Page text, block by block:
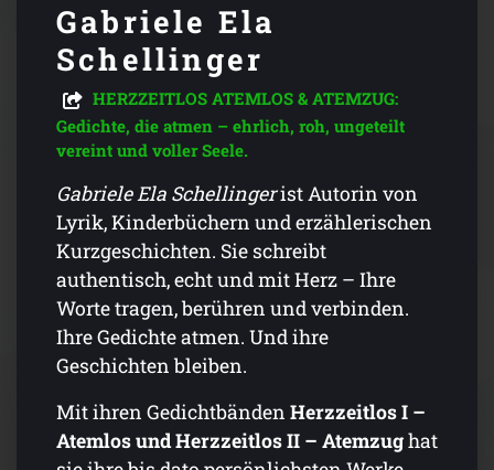
Gabriele Ela
Schellinger
HERZZEITLOS ATEMLOS & ATEMZUG:
Gedichte, die atmen – ehrlich, roh, ungeteilt
vereint und voller Seele.
Gabriele Ela Schellingerist Autorin von
Lyrik, Kinderbüchern und erzählerischen
Kurzgeschichten. Sie schreibt
authentisch, echt und mit Herz – Ihre
Worte tragen, berühren und verbinden.
Ihre Gedichte atmen. Und ihre
Geschichten bleiben.
Mit ihren Gedichtbänden Herzzeitlos I –
Atemlos und Herzzeitlos II – Atemzughat